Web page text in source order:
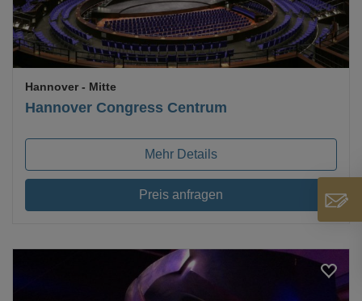
Hannover Congress Centrum
Hannover - Mitte
Mehr Details
Preis anfragen